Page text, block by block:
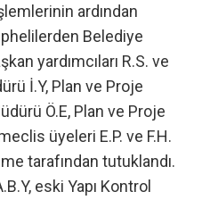
ardından
Belediye
yardımcıları R.S. ve
İ.Y, Plan ve Proje
Ö.E, Plan ve Proje
üyeleri E.P. ve F.H.
tarafından tutuklandı.
eski Yapı Kontrol